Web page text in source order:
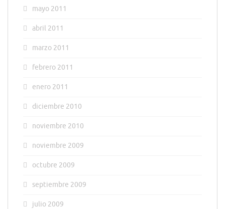
mayo 2011
abril 2011
marzo 2011
febrero 2011
enero 2011
diciembre 2010
noviembre 2010
noviembre 2009
octubre 2009
septiembre 2009
julio 2009